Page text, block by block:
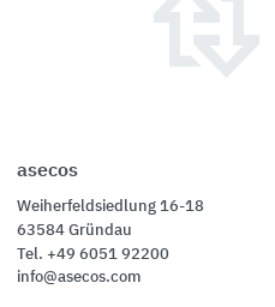
asecos
Weiherfeldsiedlung 16-18
63584 Gründau
Tel. +49 6051 92200
info@asecos.com